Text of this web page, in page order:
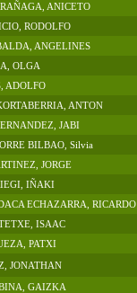
ANICETO
RODOLFO
ANGELINES
OLGA
ADOLFO
ANTON
JABI
BILBAO, Silvia
JORGE
IÑAKI
ECHAZARRA, RICARDO
ISAAC
PATXI
JONATHAN
GAIZKA